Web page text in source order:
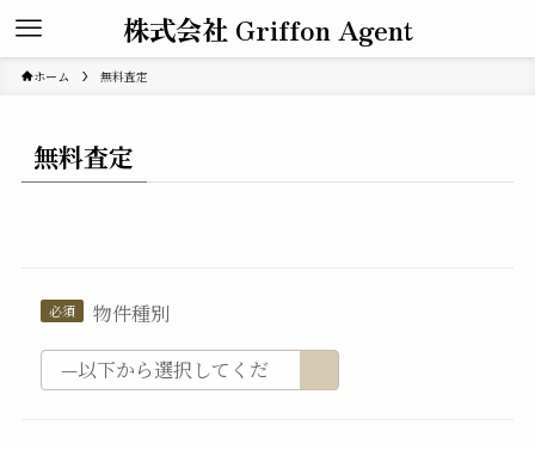
株式会社 Griffon Agent
ホーム 無料査定
無料査定
物件種別